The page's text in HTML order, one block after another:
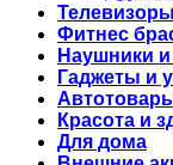
Телевизоры
Фитнес
Наушники
Гаджеты и
Красота и
Для дома